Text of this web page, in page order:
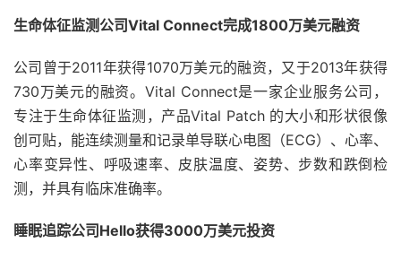
生命体征监测公司Vital Connect完成1800万美元融资
公司曾于2011年获得1070万美元的融资，又于2013年获得
730万美元的融资。Vital Connect是一家企业服务公司，
专注于生命体征监测，产品Vital Patch 的大小和形状很像
创可贴，能连续测量和记录单导联心电图（ECG）、心率、
心率变异性、呼吸速率、皮肤温度、姿势、步数和跌倒检
测，并具有临床准确率。
睡眠追踪公司Hello获得3000万美元投资